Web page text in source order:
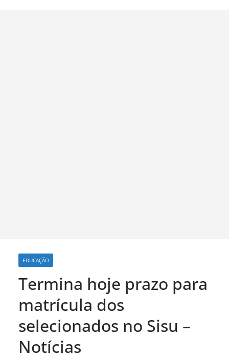
EDUCAÇÃO
Termina hoje prazo para
matrícula dos
selecionados no Sisu –
Notícias